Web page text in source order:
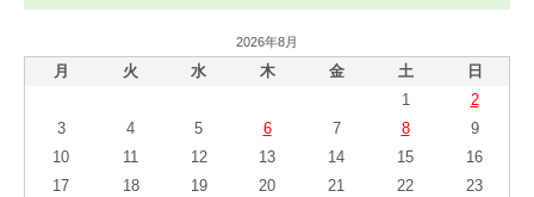
2026年8月
月 火 水 木 金 土 日
1
2
3
4 5 6 7 8
9
10
11 12 13 14 15
16
17
18 19 20 21 22
23